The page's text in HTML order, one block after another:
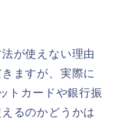
が使えない理由
ますが、実際に
トカードや銀行振
るのかどうかは